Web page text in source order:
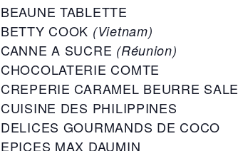
BEAUNE TABLETTE
BETTY COOK (Vietnam)
CANNE A SUCRE (Réunion)
CHOCOLATERIE COMTE
CREPERIE CARAMEL BEURRE SALE
CUISINE DES PHILIPPINES
DELICES GOURMANDS DE COCO
EPICES MAX DAUMIN